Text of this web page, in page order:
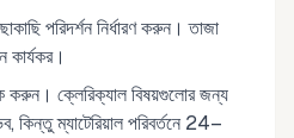
পরিদর্শন নির্ধারণ করুন। তাজা
কার্যকর।
করুন। ক্লেরিক্যাল বিষয়গুলোর জন্য
কিন্তু ম্যাটেরিয়াল পরিবর্তনে 24–